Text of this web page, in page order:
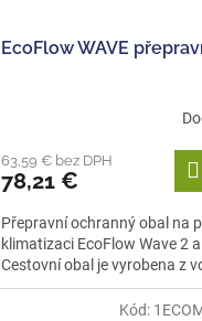
EcoFlow WAVE
63,59 € bez DPH
78,21 €
Přepravní ochranný obal na
klimatizaci EcoFlow Wave 2
Cestovní obal je vyrobena z
Kód: